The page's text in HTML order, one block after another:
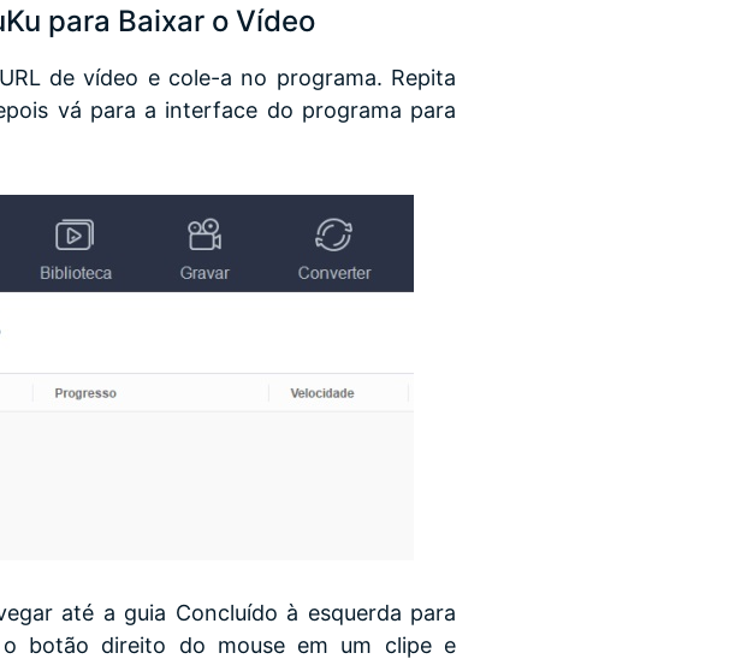
para Baixar o Vídeo
de vídeo e cole-a no programa. Repita
vá para a interface do programa para
até a guia Concluído à esquerda para
botão direito do mouse em um clipe e